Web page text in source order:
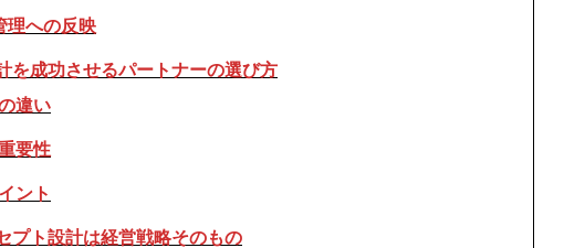
理への反映
を成功させるパートナーの選び方
違い
要性
ント
プト設計は経営戦略そのもの